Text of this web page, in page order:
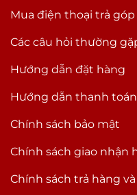
Mua điện thoại trả góp
Các câu hỏi thường
Hướng dẫn đặt hàng
Hướng dẫn thanh toán
Chính sách bảo mật
Chính sách giao nhận
Chính sách trả hàng